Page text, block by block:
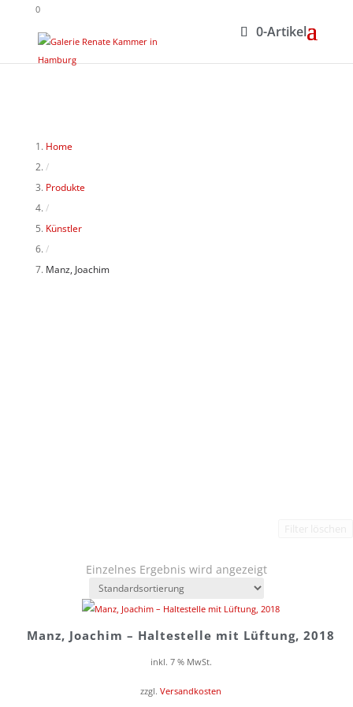
0
0-Artikel
Home
/
Produkte
/
Künstler
/
Manz, Joachim
Einzelnes Ergebnis wird angezeigt
Manz, Joachim – Haltestelle mit Lüftung, 2018
inkl. 7 % MwSt.
zzgl. Versandkosten